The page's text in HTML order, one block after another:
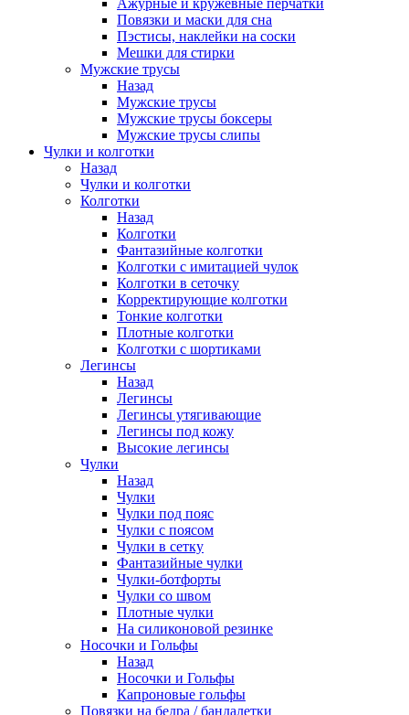
Ажурные и кружевные перчатки
Повязки и маски для сна
Пэстисы, наклейки на соски
Мешки для стирки
Мужские трусы
Назад
Мужские трусы
Мужские трусы боксеры
Мужские трусы слипы
Чулки и колготки
Назад
Чулки и колготки
Колготки
Назад
Колготки
Фантазийные колготки
Колготки с имитацией чулок
Колготки в сеточку
Корректирующие колготки
Тонкие колготки
Плотные колготки
Колготки с шортиками
Легинсы
Назад
Легинсы
Легинсы утягивающие
Легинсы под кожу
Высокие легинсы
Чулки
Назад
Чулки
Чулки под пояс
Чулки с поясом
Чулки в сетку
Фантазийные чулки
Чулки-ботфорты
Чулки со швом
Плотные чулки
На силиконовой резинке
Носочки и Гольфы
Назад
Носочки и Гольфы
Капроновые гольфы
Повязки на бедра / бандалетки